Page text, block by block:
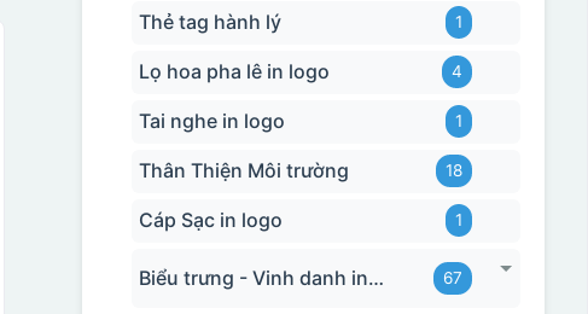
Thẻ tag hành lý 1
Lọ hoa pha lê in logo 4
Tai nghe in logo 1
Thân Thiện Môi trường 18
Cáp Sạc in logo 1
Biểu trưng - Vinh danh in logo 67